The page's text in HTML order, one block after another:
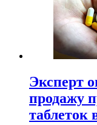
Эксперт
продажу
таблеток